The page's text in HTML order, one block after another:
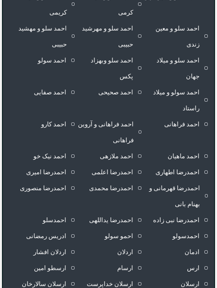
کرمی کریمی
احمد سلو و معین
زندی
احمد سلو و مهرشید
حبیبی
احمد سلو و مهشید
حبیبی
احمد سلو و میلاد
جهان
احمد سلو وبهزاد
پکس
احمد سولو
احمد سولو و میلاد
راستاد
احمد صحیحی احمد صفایی
احمد فراهانی احمد فراهانی و آروین
فراهانی
احمد کارو
احمد ماهیان احمد ملازهی احمد نیک خو
احمدرضا اطهاری احمدرضا اعلمی احمدرضا امیری
احمدرضا قهرمانی و
بهنام بانی
احمدرضا محمدی احمدرضا منصوری
احمدرضا نبی زاده احمدرضا یداللهی احمدسلو
احمدسولو احمو سولو ادریس رمضانی
ادمان اردلان اردلان افشار
ارس ارسام ارسطو امین
ارسلان ارسلان خداپرست ارسلان سالارخان